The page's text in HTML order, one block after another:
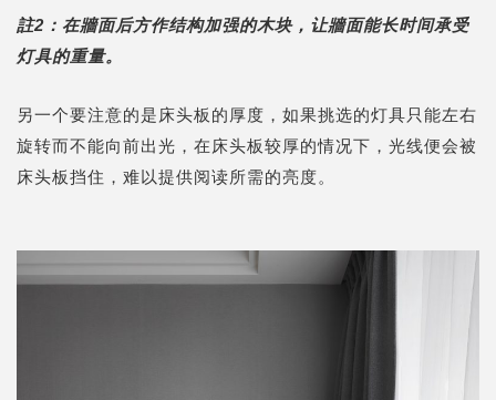
註2：在牆面后方作结构加强的木块，让牆面能长时间承受
灯具的重量。
另一个要注意的是床头板的厚度，如果挑选的灯具只能左右
旋转而不能向前出光，在床头板较厚的情况下，光线便会被
床头板挡住，难以提供阅读所需的亮度。